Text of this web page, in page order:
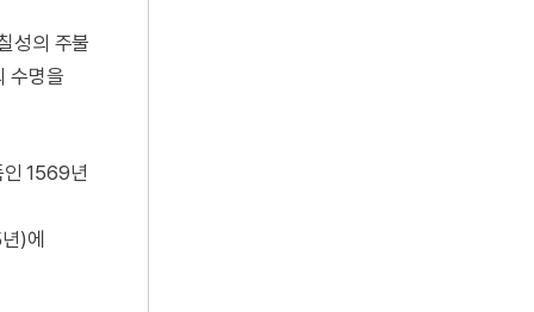
성의 주불
수명을
1569년
)에